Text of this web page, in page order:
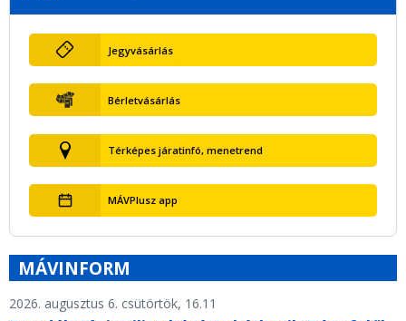
Jegyvásárlás
Bérletvásárlás
Térképes járatinfó, menetrend
MÁVPlusz app
MÁVINFORM
2026. augusztus 6. csütörtök, 16.11